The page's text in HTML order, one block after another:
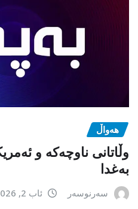
هەواڵ
وڵاتانی ناوچەکە و
بەغدا
سەرنوسەر ئاب 2, 2026